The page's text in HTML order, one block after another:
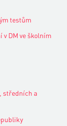
testům
DM ve školním
středních a